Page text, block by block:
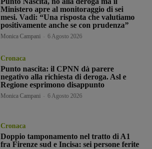
Ministero apre al monitoraggio di sei
mesi. Vadi: “Una risposta che valutiamo
positivamente anche se con prudenza”
Monica Campani 6 Agosto 2026
Cronaca
Punto nascita: il CPNN dà parere
negativo alla richiesta di deroga. Asl e
Regione esprimono disappunto
Monica Campani 6 Agosto 2026
Cronaca
Doppio tamponamento nel tratto di A1
fra Firenze sud e Incisa: sei persone ferite